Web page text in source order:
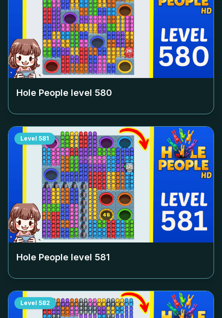
Hole People level 580
Level 581
Hole People level 581
Level 582